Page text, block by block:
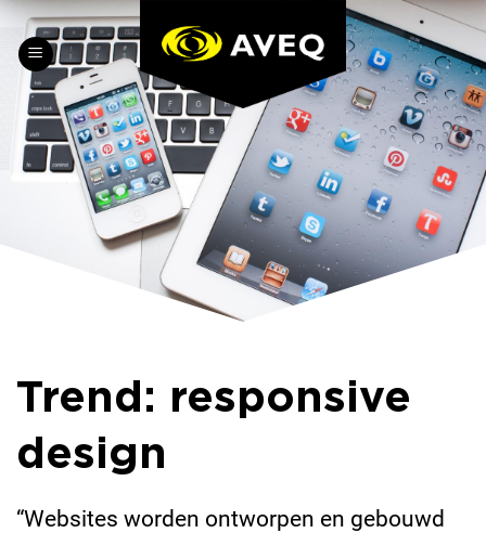
Skip
content
Trend: responsive
design
“Websites worden ontworpen en gebouwd